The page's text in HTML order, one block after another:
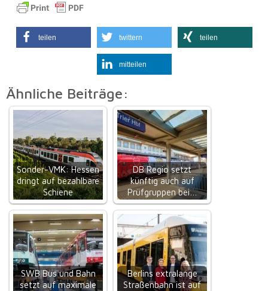
teilen twittern teilen
mitteilen
Ähnliche Beiträge:
Sonder-VMK: Hessen
dringt auf bezahlbare
Schiene
DB Regio setzt
künftig auch auf
Prüfgruppen bei…
SWB Bus und Bahn
setzt auf maximale
Berlins extralange
Straßenbahn ist auf